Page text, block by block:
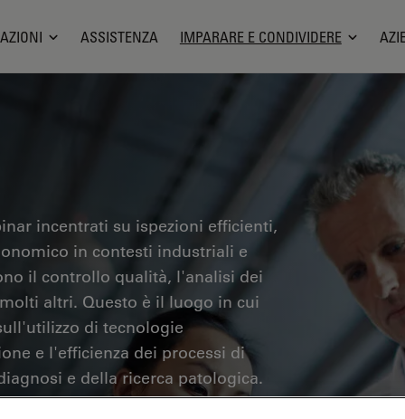
ASSISTENZA IMPARARE E CONDIVIDERE
incentrati su ispezioni efficienti,
in contesti industriali e
il controllo qualità, l'analisi dei
altri. Questo è il luogo in cui
di tecnologie
e l'efficienza dei processi di
e della ricerca patologica.